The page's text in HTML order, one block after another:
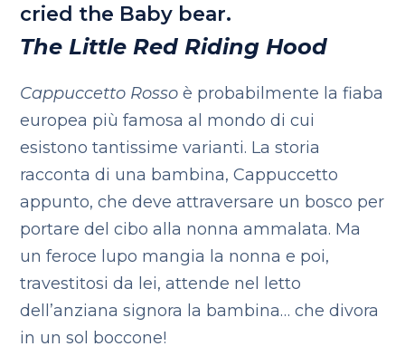
cried the Baby bear.
The Little Red Riding Hood
Cappuccetto Rosso è probabilmente la fiaba
europea più famosa al mondo di cui
esistono tantissime varianti. La storia
racconta di una bambina, Cappuccetto
appunto, che deve attraversare un bosco per
portare del cibo alla nonna ammalata. Ma
un feroce lupo mangia la nonna e poi,
travestitosi da lei, attende nel letto
dell’anziana signora la bambina… che divora
in un sol boccone!